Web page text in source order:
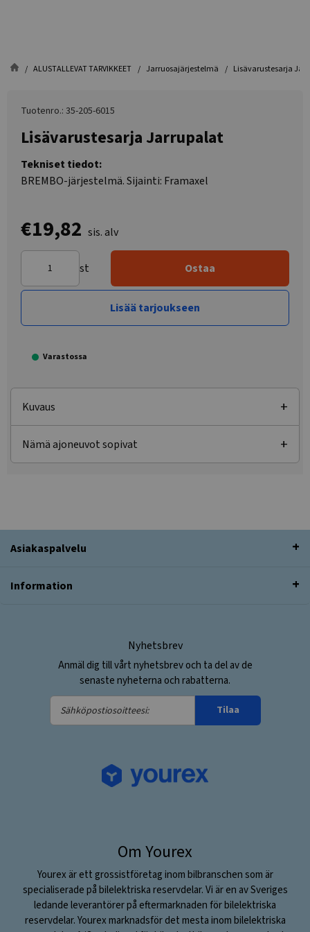
ALUSTALLEVAT TARVIKKEET Jarruosajärjestelmä Lisävarustesarja
Tuotenro.: 35-205-6015
Lisävarustesarja Jarrupalat
Tekniset tiedot:
BREMBO-järjestelmä. Sijainti: Framaxel
€19,82 sis. alv
st Ostaa
Lisää tarjoukseen
Varastossa
Kuvaus
Nämä ajoneuvot sopivat
Asiakaspalvelu
Information
Nyhetsbrev
Anmäl dig till vårt nyhetsbrev och ta del av de
senaste nyheterna och rabatterna.
Sähköpostiosoitteesi:
Tilaa
Om Yourex
Yourex är ett grossistföretag inom bilbranschen som är
specialiserade på bilelektriska reservdelar. Vi är en av Sveriges
ledande leverantörer på eftermarknaden för bilelektriska
reservdelar. Yourex marknadsför det mesta inom bilelektriska